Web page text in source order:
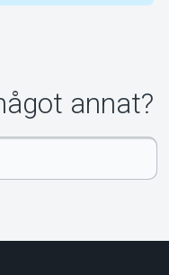
annat?